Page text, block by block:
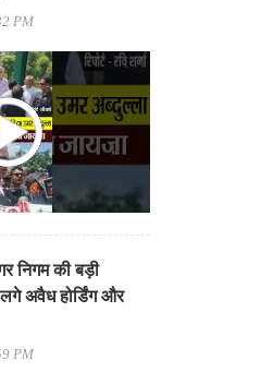
PM
निगम की बड़ी
लगे अवैध होर्डिंग और
PM